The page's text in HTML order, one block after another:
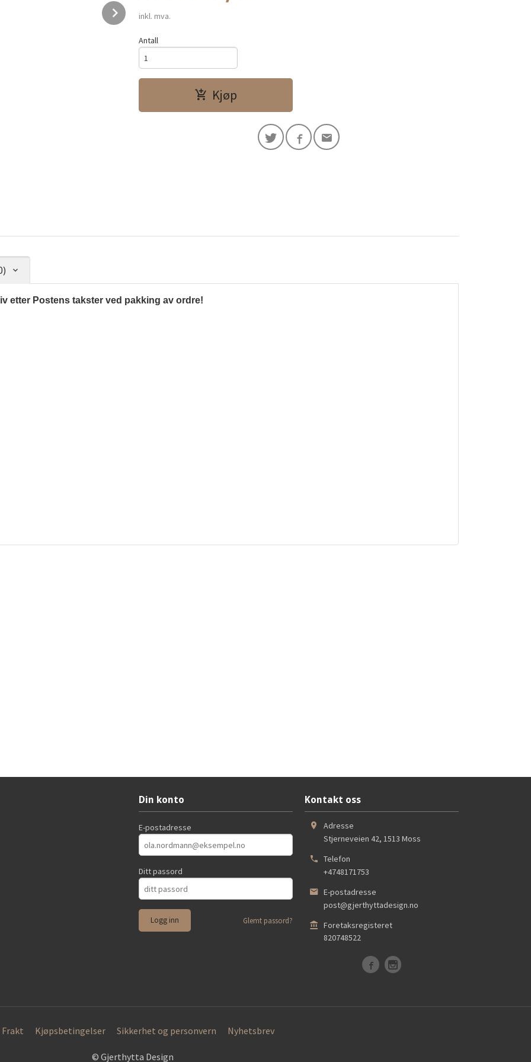
Next
inkl. mva.
Antall
Kjøp
etter Postens takster ved pakking av ordre!
Din konto
E-postadresse
Ditt passord
Glemt passord?
Kontakt oss
Adresse
Stjerneveien 42, 1513 Moss
Telefon
+4748171753
E-postadresse
post@gjerthyttadesign.no
Foretaksregisteret
820748522
Frakt Kjøpsbetingelser Sikkerhet og personvern Nyhetsbrev
© Gjerthytta Design